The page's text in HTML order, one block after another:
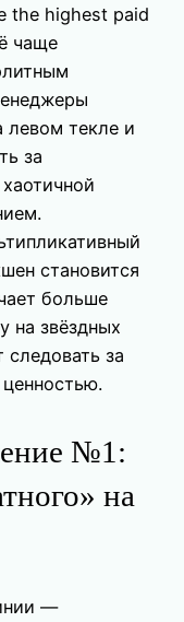
the highest paid
чаще
левом текле и
за
становится
больше
на звёздных
за
№1:
на
—